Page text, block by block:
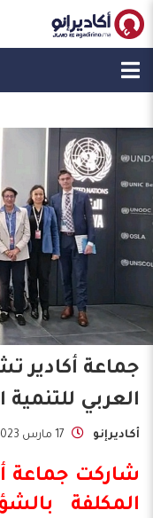
جماعة أكادير
العربي
أكاديرإنو 17 مارس 2023 - 19:07
شاركت جماعة
المكلفة